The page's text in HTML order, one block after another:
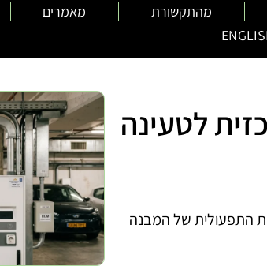
מהתקשורת מאמרים
לטעינה
התפעולית של המבנה